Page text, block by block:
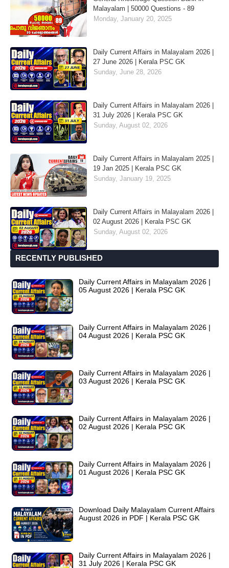
Malayalam | 50000 Questions - 89
Monday, January 20, 2025
Daily Current Affairs in Malayalam 2026 |
27 June 2026 | Kerala PSC GK
Sunday, June 28, 2026
Daily Current Affairs in Malayalam 2026 |
31 July 2026 | Kerala PSC GK
Sunday, August 02, 2026
Daily Current Affairs in Malayalam 2025 |
19 Jan 2025 | Kerala PSC GK
Sunday, January 19, 2025
Daily Current Affairs in Malayalam 2026 |
02 August 2026 | Kerala PSC GK
Sunday, August 02, 2026
RECENTLY PUBLISHED
Daily Current Affairs in Malayalam 2026 |
05 August 2026 | Kerala PSC GK
Daily Current Affairs in Malayalam 2026 |
04 August 2026 | Kerala PSC GK
Daily Current Affairs in Malayalam 2026 |
03 August 2026 | Kerala PSC GK
Daily Current Affairs in Malayalam 2026 |
02 August 2026 | Kerala PSC GK
Daily Current Affairs in Malayalam 2026 |
01 August 2026 | Kerala PSC GK
Download Daily Malayalam Current Affairs
August 2026 in PDF | Kerala PSC GK
Daily Current Affairs in Malayalam 2026 |
31 July 2026 | Kerala PSC GK